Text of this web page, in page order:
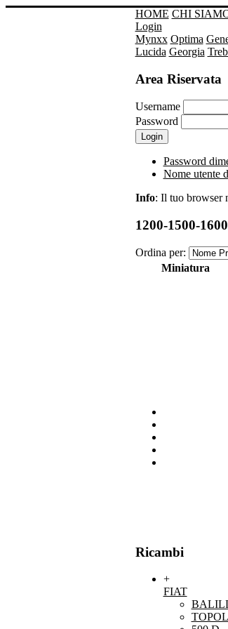
HOME CHI
Login
Mynxx Optima
Lucida Georgia
Area Riservata
Username
Password
Password
Nome utente
Info: Il tuo browser
1200-1500-
Ordina per:
Miniatura
Ricambi
+
FIAT